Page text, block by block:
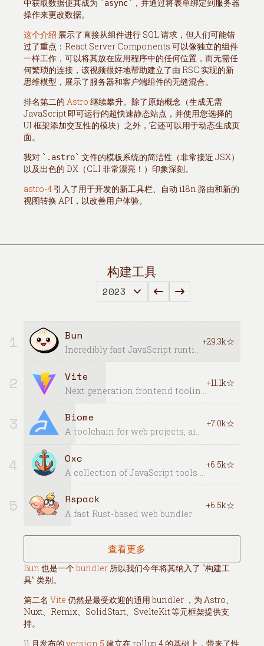
中获取数据使其成为 async
，并通过将表单绑定到服务器
操作来更改数据。
这个介绍 展示了直接从组件进行 SQL 请求，但人们可能错
过了重点：React Server Components 可以像独立的组件
一样工作，可以将其放在应用程序中的任何位置，而无需任
何繁琐的连接，该视频很好地帮助建立了由 RSC 实现的新
思维模型，展示了服务器和客户端组件的无缝混合。
排名第二的 Astro 继续攀升。除了原始概念（生成无需
JavaScript 即可运行的超快速静态站点，并使用您选择的
UI 框架添加交互性的模块）之外，它还可以用于动态生成页
面。
我对
.astro
文件的模板系统的简洁性（非常接近 JSX）
以及出色的 DX（CLI 非常漂亮！）印象深刻。
astro-4 引入了用于开发的新工具栏、自动 i18n 路由和新的
视图转换 API，以改善用户体验。
构建工具
1 Bun
Incredibly fast JavaScript runtime, bundler, test runner, and package manager – all in one
+29.3k☆
2 Vite
Next generation frontend tooling. It's fast!
+11.1k☆
3 Biome
A toolchain for web projects, aimed to provide functionalities to maintain them. Biome offers formatter and linter, usable via CLI and LSP.
+7.0k☆
4 Oxc
A collection of JavaScript tools written in Rust.
+6.5k☆
5 Rspack
A fast Rust-based web bundler
+6.5k☆
查看更多
Bun 也是一个bundler 所以我们今年将其纳入了 “构建工
具” 类别。
第二名 Vite 仍然是最受欢迎的通用 bundler ，为 Astro、
Nuxt、Remix、SolidStart、SvelteKit 等元框架提供支
持。
11 月发布的 version 5 建立在 rollup 4 的基础上，带来了性